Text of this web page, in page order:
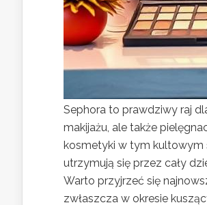
Sephora to prawdziwy raj
makijażu, ale także
kosmetyki w tym kultowym
utrzymują się przez cały
Warto przyjrzeć się
zwłaszcza w okresie